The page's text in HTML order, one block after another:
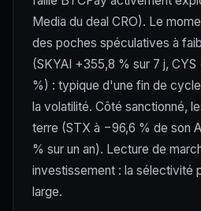
Media du deal CRO). Le
des poches spéculatives à
(SKYAI +355,8 % sur 7 j,
%) : typique d'une fin de
la volatilité. Côté sanctionné,
terre (STX à −96,6 % de son
% sur un an). Lecture de
investissement : la sélectivité
large.